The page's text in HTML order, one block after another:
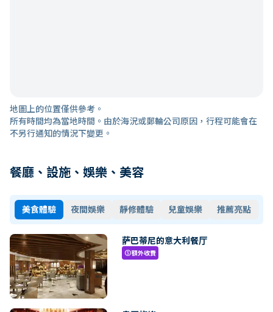
地圖上的位置僅供參考。
所有時間均為當地時間。由於海況或郵輪公司原因，行程可能會在
不另行通知的情況下變更。
餐廳、設施、娛樂、美容
美食體驗 夜間娛樂 靜修體驗 兒童娛樂 推薦亮點
萨巴蒂尼的意大利餐厅
paid額外收費